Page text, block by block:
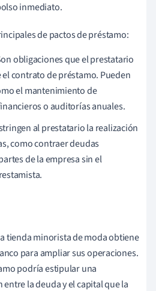
inmediato.
de pactos de préstamo:
obligaciones que el prestatario
contrato de préstamo. Pueden
el mantenimiento de
o auditorías anuales.
al prestatario la realización
como contraer deudas
de la empresa sin el
tienda minorista de moda obtiene
para ampliar sus operaciones.
podría estipular una
la deuda y el capital que la